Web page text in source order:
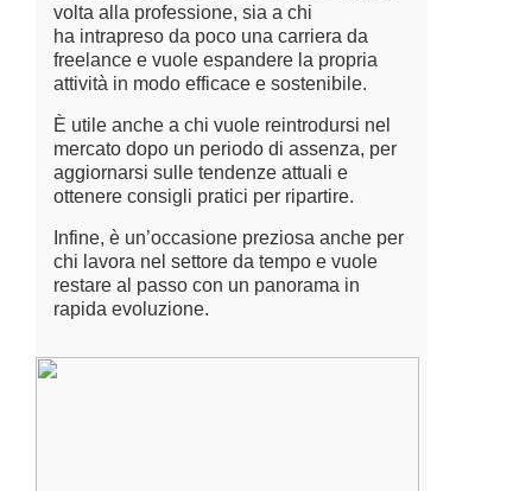
volta alla professione, sia a chi
ha intrapreso da poco una carriera da
freelance e vuole espandere la propria
attività in modo efficace e sostenibile.
È utile anche a chi vuole reintrodursi nel
mercato dopo un periodo di assenza, per
aggiornarsi sulle tendenze attuali e
ottenere consigli pratici per ripartire.
Infine, è un’occasione preziosa anche per
chi lavora nel settore da tempo e vuole
restare al passo con un panorama in
rapida evoluzione.